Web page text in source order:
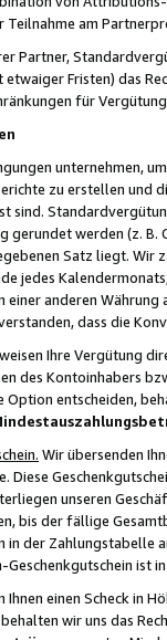
am
Partner,
Fristen) das
für
unternehmen,
zu erstellen und
sind.
gerundet werden (z.
Satz liegt.
jedes
einer anderen
dass die
Ihre Vergütung
des Kontoinhabers
entscheiden,
Wir übersenden
unseren
bis der fällige
in der
ist
Ihnen einen Scheck in
wir uns das